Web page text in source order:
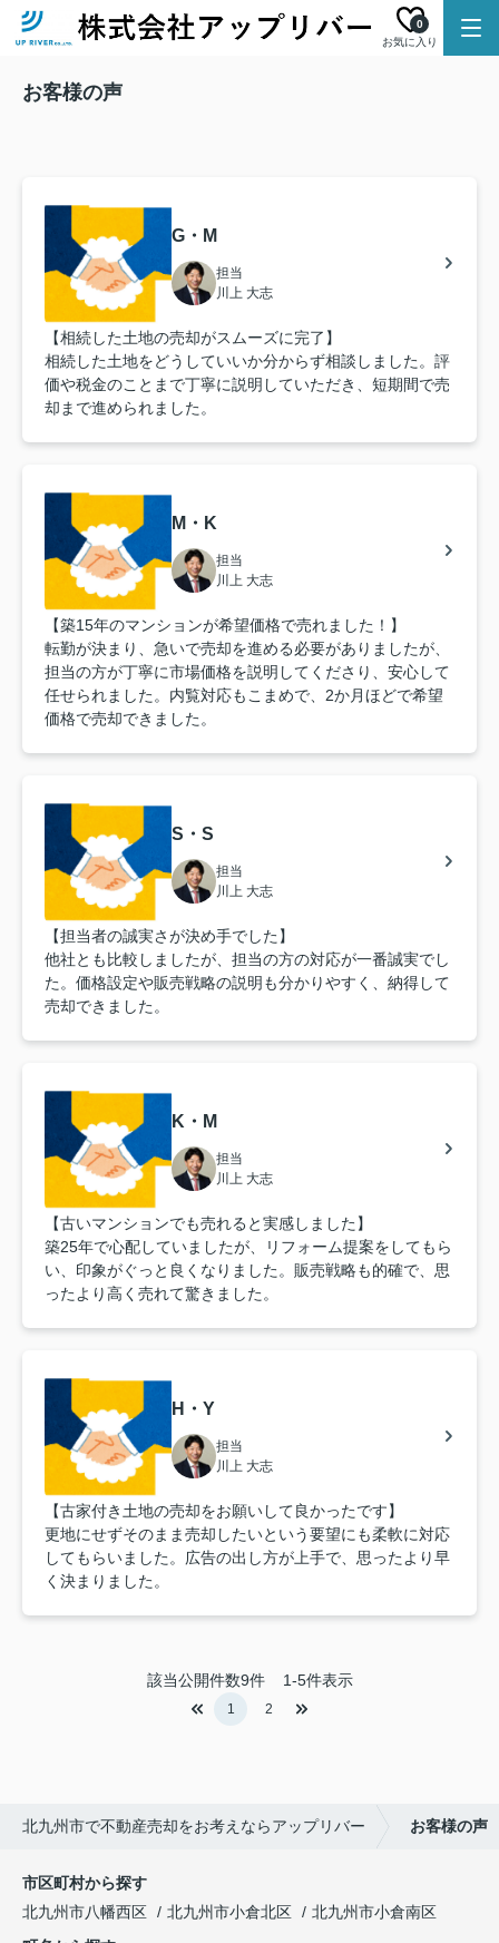
お気に入り
0
お客様の声
G・M
担当
川上 大志
【相続した土地の売却がスムーズに完了】
相続した土地をどうしていいか分からず相談しました。評
価や税金のことまで丁寧に説明していただき、短期間で売
却まで進められました。
M・K
担当
川上 大志
【築15年のマンションが希望価格で売れました！】
転勤が決まり、急いで売却を進める必要がありましたが、
担当の方が丁寧に市場価格を説明してくださり、安心して
任せられました。内覧対応もこまめで、2か月ほどで希望
価格で売却できました。
S・S
担当
川上 大志
【担当者の誠実さが決め手でした】
他社とも比較しましたが、担当の方の対応が一番誠実でし
た。価格設定や販売戦略の説明も分かりやすく、納得して
売却できました。
K・M
担当
川上 大志
【古いマンションでも売れると実感しました】
築25年で心配していましたが、リフォーム提案をしてもら
い、印象がぐっと良くなりました。販売戦略も的確で、思
ったより高く売れて驚きました。
H・Y
担当
川上 大志
【古家付き土地の売却をお願いして良かったです】
更地にせずそのまま売却したいという要望にも柔軟に対応
してもらいました。広告の出し方が上手で、思ったより早
く決まりました。
該当公開件数9件1-5件表示
1 2
北九州市で不動産売却をお考えならアップリバー お客様の声
市区町村から探す
北九州市八幡西区
北九州市小倉北区
北九州市小倉南区